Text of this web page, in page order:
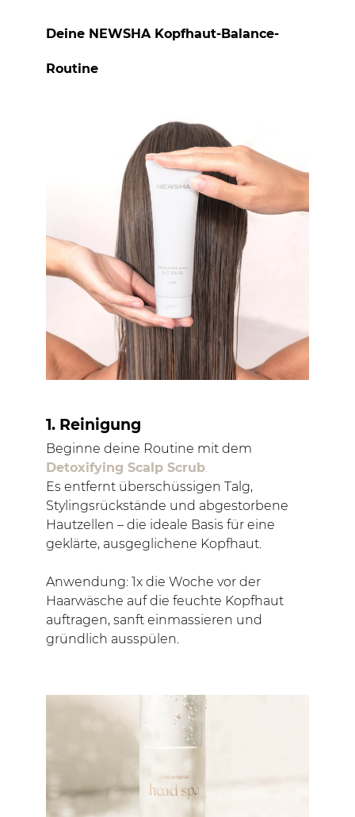
Deine NEWSHA Kopfhaut-Balance-
Routine
1. Reinigung
Beginne deine Routine mit dem
Detoxifying Scalp Scrub.
Es entfernt überschüssigen Talg,
Stylingsrückstände und abgestorbene
Hautzellen – die ideale Basis für eine
geklärte, ausgeglichene Kopfhaut.
Anwendung: 1x die Woche vor der
Haarwäsche auf die feuchte Kopfhaut
auftragen, sanft einmassieren und
gründlich ausspülen.